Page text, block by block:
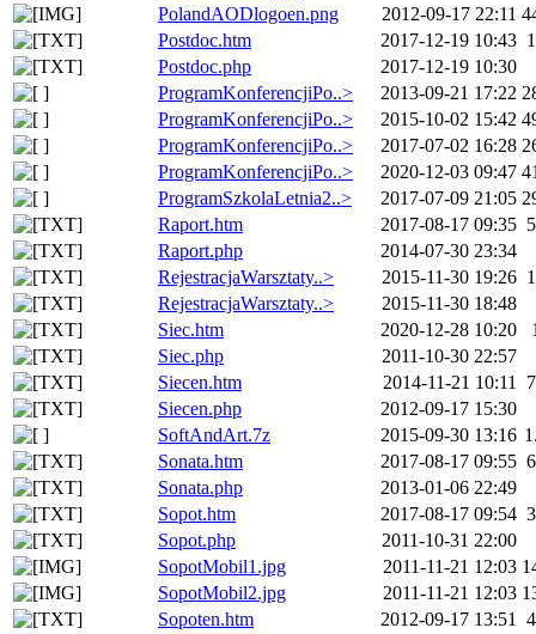
PolandAODlogoen.png
2012-09-17 22:11
Postdoc.htm
2017-12-19 10:43
Postdoc.php
2017-12-19 10:30
ProgramKonferencjiPo..>
2013-09-21 17:22
ProgramKonferencjiPo..>
2015-10-02 15:42
ProgramKonferencjiPo..>
2017-07-02 16:28
ProgramKonferencjiPo..>
2020-12-03 09:47
ProgramSzkolaLetnia2..>
2017-07-09 21:05
Raport.htm
2017-08-17 09:35
Raport.php
2014-07-30 23:34
RejestracjaWarsztaty..>
2015-11-30 19:26
RejestracjaWarsztaty..>
2015-11-30 18:48
Siec.htm
2020-12-28 10:20
Siec.php
2011-10-30 22:57
Siecen.htm
2014-11-21 10:11
Siecen.php
2012-09-17 15:30
SoftAndArt.7z
2015-09-30 13:16
Sonata.htm
2017-08-17 09:55
Sonata.php
2013-01-06 22:49
Sopot.htm
2017-08-17 09:54
Sopot.php
2011-10-31 22:00
SopotMobil1.jpg
2011-11-21 12:03
SopotMobil2.jpg
2011-11-21 12:03
Sopoten.htm
2012-09-17 13:51